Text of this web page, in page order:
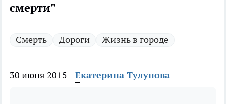
смерти"
Смерть Дороги Жизнь в городе
30 июня 2015 Екатерина Тулупова